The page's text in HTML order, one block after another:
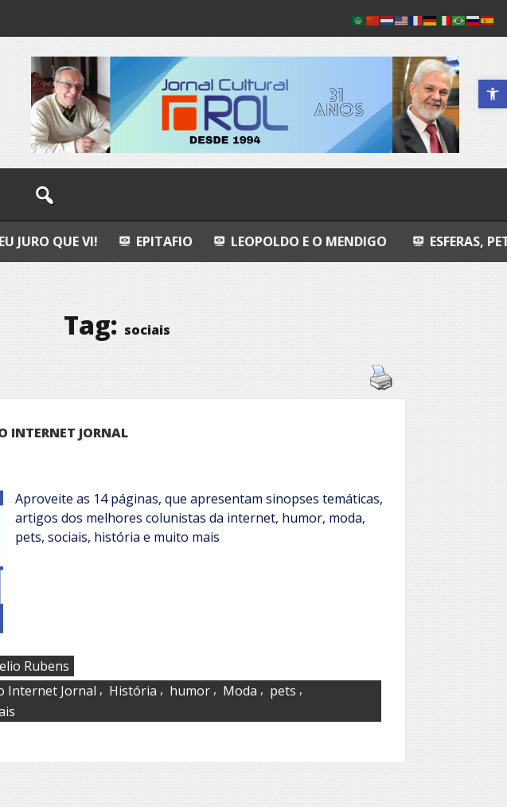
Abrir a
EPITAFIO LEOPOLDO E O MENDIGO ESFERAS, PETROGLIFOS Y
Tag: sociais
INTERNET JORNAL
Aproveite as 14 páginas, que apresentam sinopses temáticas,
artigos dos melhores colunistas da internet, humor, moda,
pets, sociais, história e muito mais
Rubens
Internet Jornal , História , humor , Moda , pets ,